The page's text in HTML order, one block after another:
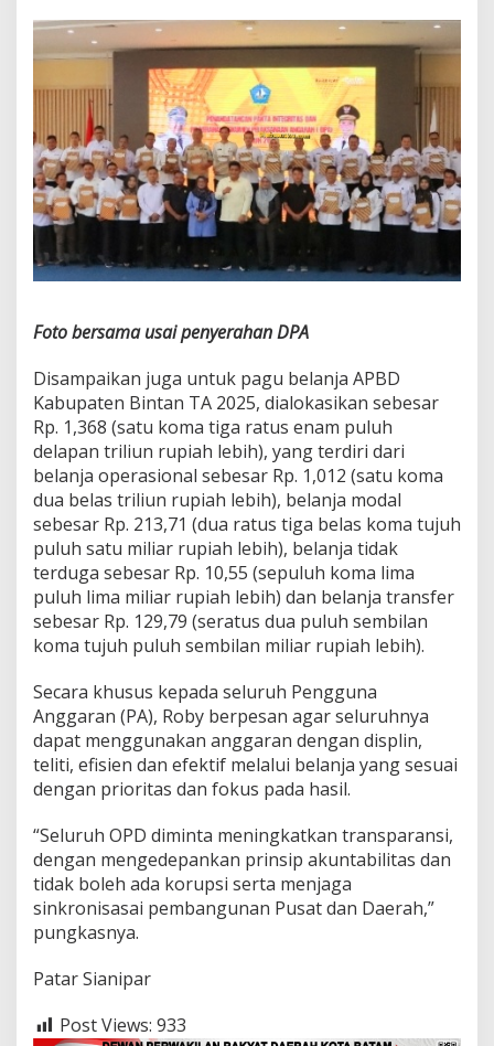
Foto bersama usai penyerahan DPA
Disampaikan juga untuk pagu belanja APBD
Kabupaten Bintan TA 2025, dialokasikan sebesar
Rp. 1,368 (satu koma tiga ratus enam puluh
delapan triliun rupiah lebih), yang terdiri dari
belanja operasional sebesar Rp. 1,012 (satu koma
dua belas triliun rupiah lebih), belanja modal
sebesar Rp. 213,71 (dua ratus tiga belas koma tujuh
puluh satu miliar rupiah lebih), belanja tidak
terduga sebesar Rp. 10,55 (sepuluh koma lima
puluh lima miliar rupiah lebih) dan belanja transfer
sebesar Rp. 129,79 (seratus dua puluh sembilan
koma tujuh puluh sembilan miliar rupiah lebih).
Secara khusus kepada seluruh Pengguna
Anggaran (PA), Roby berpesan agar seluruhnya
dapat menggunakan anggaran dengan displin,
teliti, efisien dan efektif melalui belanja yang sesuai
dengan prioritas dan fokus pada hasil.
“Seluruh OPD diminta meningkatkan transparansi,
dengan mengedepankan prinsip akuntabilitas dan
tidak boleh ada korupsi serta menjaga
sinkronisasai pembangunan Pusat dan Daerah,”
pungkasnya.
Patar Sianipar
Post Views: 933